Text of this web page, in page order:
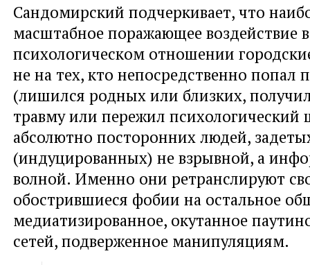
Сандомирский подчеркивает, что
масштабное поражающее воздействие
психологическом отношении
не на тех, кто непосредственно попал
(лишился родных или близких,
травму или пережил психологический
абсолютно посторонних людей,
(индуцированных) не взрывной, а
волной. Именно они ретранслируют
обострившиеся фобии на остальное
медиатизированное, окутанное
сетей, подверженное манипуляциям.